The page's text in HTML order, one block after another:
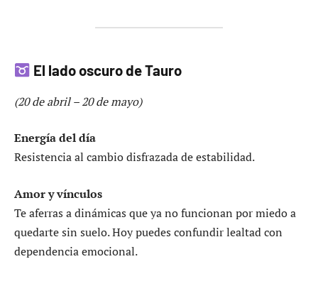
El lado oscuro de Tauro
(20 de abril – 20 de mayo)
Energía del día
Resistencia al cambio disfrazada de estabilidad.
Amor y vínculos
Te aferras a dinámicas que ya no funcionan por miedo a
quedarte sin suelo. Hoy puedes confundir lealtad con
dependencia emocional.